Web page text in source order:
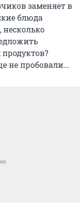
заменяет в
блюда
несколько
не пробовали...